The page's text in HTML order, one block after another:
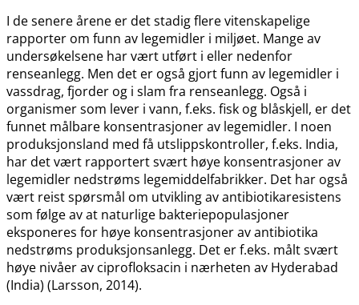
I de senere årene er det stadig flere vitenskapelige
rapporter om funn av legemidler i miljøet. Mange av
undersøkelsene har vært utført i eller nedenfor
renseanlegg. Men det er også gjort funn av legemidler i
vassdrag, fjorder og i slam fra renseanlegg. Også i
organismer som lever i vann, f.eks. fisk og blåskjell, er det
funnet målbare konsentrasjoner av legemidler. I noen
produksjonsland med få utslippskontroller, f.eks. India,
har det vært rapportert svært høye konsentrasjoner av
legemidler nedstrøms legemiddelfabrikker. Det har også
vært reist spørsmål om utvikling av antibiotikaresistens
som følge av at naturlige bakteriepopulasjoner
eksponeres for høye konsentrasjoner av antibiotika
nedstrøms produksjonsanlegg. Det er f.eks. målt svært
høye nivåer av ciprofloksacin i nærheten av Hyderabad
(India) (Larsson, 2014).